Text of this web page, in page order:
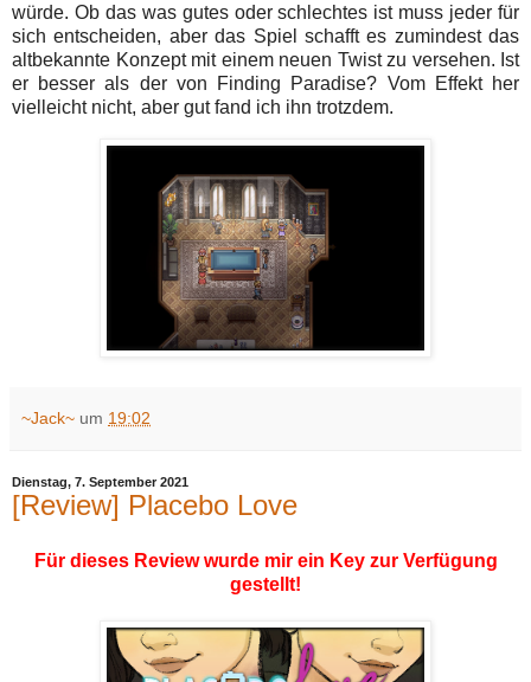
würde. Ob das was gutes oder schlechtes ist muss jeder für
sich entscheiden, aber das Spiel schafft es zumindest das
altbekannte Konzept mit einem neuen Twist zu versehen. Ist
er besser als der von Finding Paradise? Vom Effekt her
vielleicht nicht, aber gut fand ich ihn trotzdem.
~Jack~ um 19:02
Dienstag, 7. September 2021
[Review] Placebo Love
Für dieses Review wurde mir ein Key zur Verfügung
gestellt!